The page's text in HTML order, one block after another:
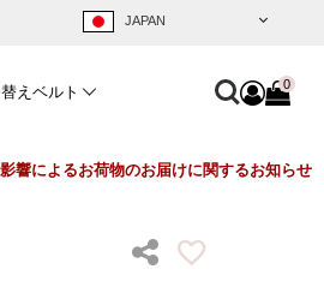
替えベルト 0